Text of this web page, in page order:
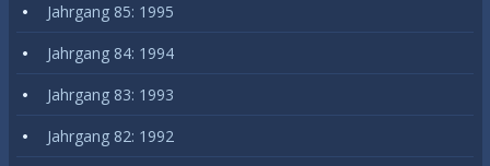
Jahrgang 85: 1995
Jahrgang 84: 1994
Jahrgang 83: 1993
Jahrgang 82: 1992